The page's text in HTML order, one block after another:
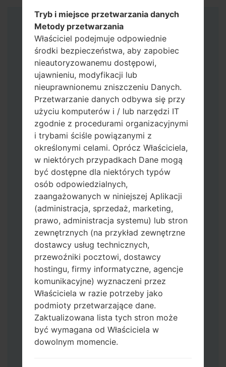
Instrukcje
Pobierz na swój komputer najnowszą
wersję Odin 3
Następnie wyodrębnij plik
oprogramowania układowego.
Powinieneś otrzymać 1 plik (jeśli 1 plik
wybierz tutaj) lub 5 plików (jeśli 5 plików
wybierz tutaj):
AP: "System & Recovery"
CP: "Modem & Radio"
CSC_***: "Country & Region & Operator"
HOME_CSC_***: "Country & Region &
Operator"
Dodaj wszystkie pliki w Odin 3.
Jeśli chcesz wyczyścić pamięć flash użyj
Tryb i miejsce przetwarzania danych
Metody przetwarzania
Właściciel podejmuje odpowiednie
środki bezpieczeństwa, aby zapobiec
nieautoryzowanemu dostępowi,
ujawnieniu, modyfikacji lub
nieuprawnionemu zniszczeniu Danych.
Przetwarzanie danych odbywa się przy
użyciu komputerów i / lub narzędzi IT
zgodnie z procedurami organizacyjnymi
i trybami ściśle powiązanymi z
określonymi celami. Oprócz Właściciela,
w niektórych przypadkach Dane mogą
być dostępne dla niektórych typów
osób odpowiedzialnych,
zaangażowanych w niniejszej Aplikacji
(administracja, sprzedaż, marketing,
prawo, administracja systemu) lub stron
zewnętrznych (na przykład zewnętrzne
dostawcy usług technicznych,
przewoźniki pocztowi, dostawcy
hostingu, firmy informatyczne, agencje
komunikacyjne) wyznaczeni przez
Właściciela w razie potrzeby jako
podmioty przetwarzające dane.
Zaktualizowana lista tych stron może
być wymagana od Właściciela w
dowolnym momencie.